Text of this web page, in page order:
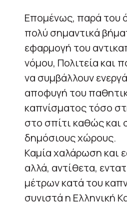
Επομένως, παρά του
πολύ σημαντικά
εφαρμογή του
νόμου, Πολιτεία και
να συμβάλλουν
αποφυγή του
καπνίσματος τόσο
στο σπίτι καθώς και
δημόσιους χώρους.
Καμία χαλάρωση και
αλλά, αντίθετα,
μέτρων κατά του
συνιστά η Ελληνική